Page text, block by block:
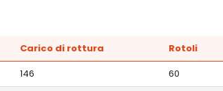
Carico di rottura Rotoli
146 60